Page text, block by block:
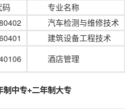
码 专业名称
汽车检测与维修技术
建筑设备工程技术
酒店管理
制中专+二年制大专